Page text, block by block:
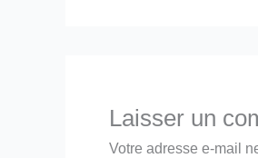
Laisser un
Votre adresse e-mail